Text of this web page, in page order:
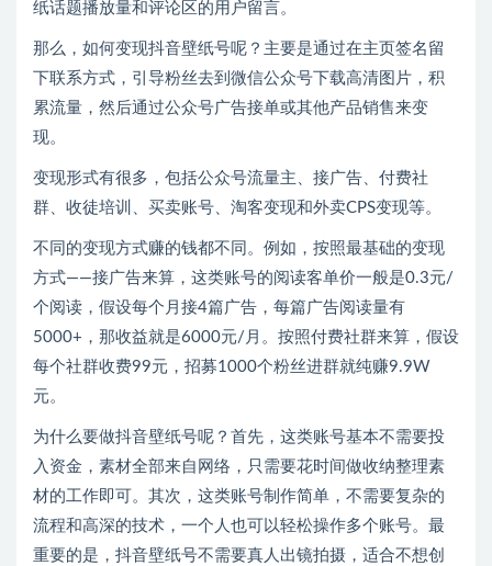
纸话题播放量和评论区的用户留言。
那么，如何变现抖音壁纸号呢？主要是通过在主页签名留
下联系方式，引导粉丝去到微信公众号下载高清图片，积
累流量，然后通过公众号广告接单或其他产品销售来变
现。
变现形式有很多，包括公众号流量主、接广告、付费社
群、收徒培训、买卖账号、淘客变现和外卖CPS变现等。
不同的变现方式赚的钱都不同。例如，按照最基础的变现
方式——接广告来算，这类账号的阅读客单价一般是0.3元/
个阅读，假设每个月接4篇广告，每篇广告阅读量有
5000+，那收益就是6000元/月。按照付费社群来算，假设
每个社群收费99元，招募1000个粉丝进群就纯赚9.9W
元。
为什么要做抖音壁纸号呢？首先，这类账号基本不需要投
入资金，素材全部来自网络，只需要花时间做收纳整理素
材的工作即可。其次，这类账号制作简单，不需要复杂的
流程和高深的技术，一个人也可以轻松操作多个账号。最
重要的是，抖音壁纸号不需要真人出镜拍摄，适合不想创